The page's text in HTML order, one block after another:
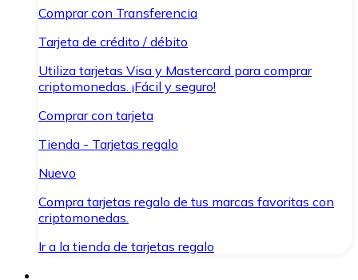
Comprar con Transferencia
Tarjeta de crédito / débito
Utiliza tarjetas Visa y Mastercard para comprar
criptomonedas. ¡Fácil y seguro!
Comprar con tarjeta
Tienda - Tarjetas regalo
Nuevo
Compra tarjetas regalo de tus marcas favoritas con
criptomonedas.
Ir a la tienda de tarjetas regalo